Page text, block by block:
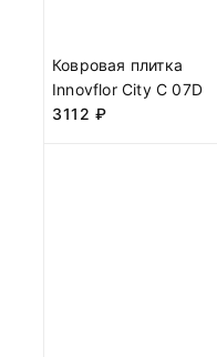
Ковровая плитка
Innovflor City C 07D
3112 ₽